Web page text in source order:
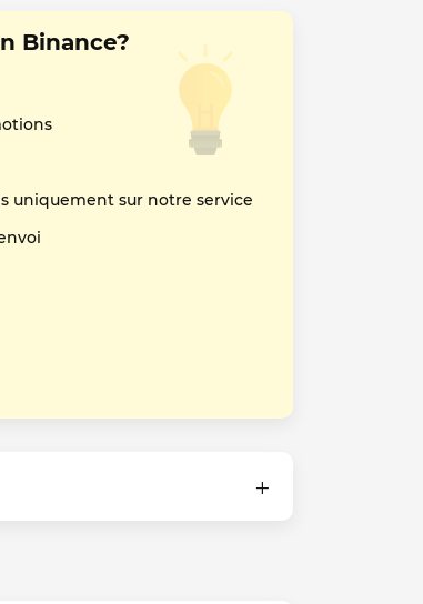
Binance?
uniquement sur notre service